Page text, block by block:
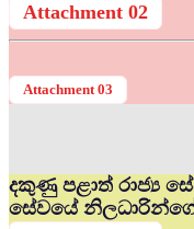
Attachment 02
Attachment 03
දකුණු පළාත් රාජ්‍ය
සේවයේ නිලධාරින්ගේ